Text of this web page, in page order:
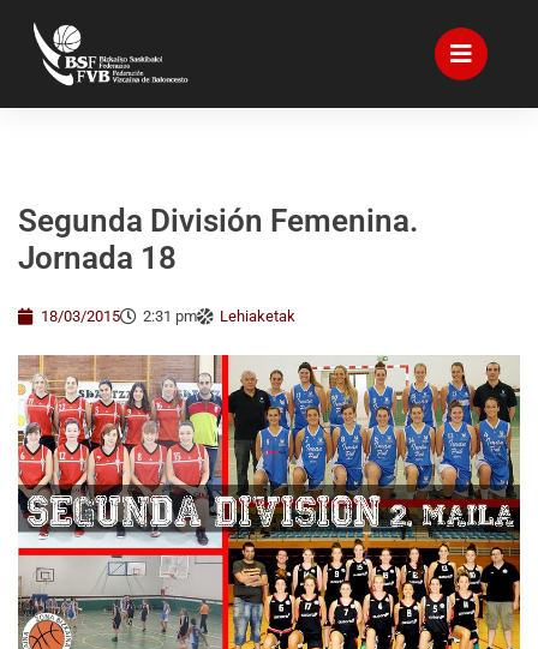
Segunda División Femenina.
Jornada 18
18/03/2015 2:31 pm Lehiaketak